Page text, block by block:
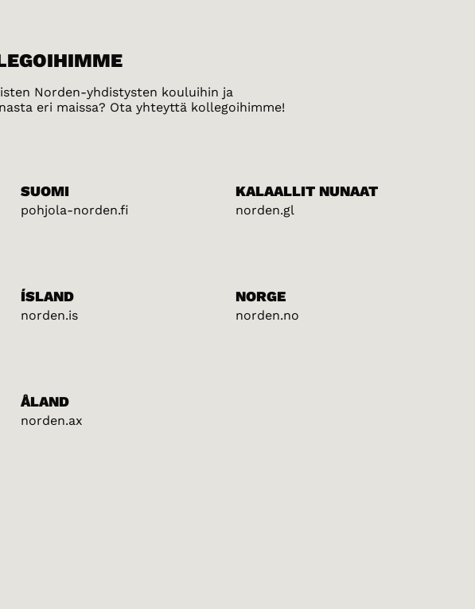
Norden-yhdistysten kouluihin ja
eri maissa? Ota yhteyttä kollegoihimme!
SUOMI
pohjola-norden.fi
KALAALLIT NUNAAT
norden.gl
ÍSLAND
norden.is
NORGE
norden.no
ÅLAND
norden.ax